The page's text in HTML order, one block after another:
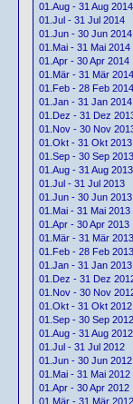
01.Aug - 31 Aug 2014
01.Jul - 31 Jul 2014
01.Jun - 30 Jun 2014
01.Mai - 31 Mai 2014
01.Apr - 30 Apr 2014
01.Mär - 31 Mär 2014
01.Feb - 28 Feb 2014
01.Jan - 31 Jan 2014
01.Dez - 31 Dez
01.Nov - 30 Nov
01.Okt - 31 Okt 2013
01.Sep - 30 Sep 2013
01.Aug - 31 Aug 2013
01.Jul - 31 Jul 2013
01.Jun - 30 Jun 2013
01.Mai - 31 Mai 2013
01.Apr - 30 Apr 2013
01.Mär - 31 Mär 2013
01.Feb - 28 Feb 2013
01.Jan - 31 Jan 2013
01.Dez - 31 Dez
01.Nov - 30 Nov
01.Okt - 31 Okt 2012
01.Sep - 30 Sep 2012
01.Aug - 31 Aug 2012
01.Jul - 31 Jul 2012
01.Jun - 30 Jun 2012
01.Mai - 31 Mai 2012
01.Apr - 30 Apr 2012
01.Mär - 31 Mär 2012